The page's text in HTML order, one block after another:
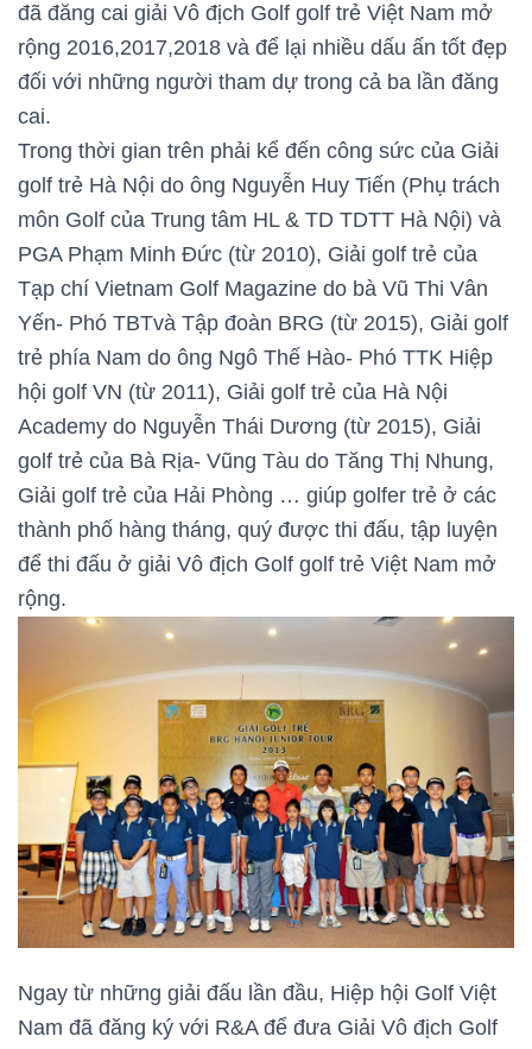
đã đăng cai giải Vô địch Golf golf trẻ Việt Nam mở
rộng 2016,2017,2018 và để lại nhiều dấu ấn tốt đẹp
đối với những người tham dự trong cả ba lần đăng
cai.
Trong thời gian trên phải kể đến công sức của Giải
golf trẻ Hà Nội do ông Nguyễn Huy Tiến (Phụ trách
môn Golf của Trung tâm HL & TD TDTT Hà Nội) và
PGA Phạm Minh Đức (từ 2010), Giải golf trẻ của
Tạp chí Vietnam Golf Magazine do bà Vũ Thi Vân
Yến- Phó TBTvà Tập đoàn BRG (từ 2015), Giải golf
trẻ phía Nam do ông Ngô Thế Hào- Phó TTK Hiệp
hội golf VN (từ 2011), Giải golf trẻ của Hà Nội
Academy do Nguyễn Thái Dương (từ 2015), Giải
golf trẻ của Bà Rịa- Vũng Tàu do Tăng Thị Nhung,
Giải golf trẻ của Hải Phòng … giúp golfer trẻ ở các
thành phố hàng tháng, quý được thi đấu, tập luyện
để thi đấu ở giải Vô địch Golf golf trẻ Việt Nam mở
rộng.
Ngay từ những giải đấu lần đầu, Hiệp hội Golf Việt
Nam đã đăng ký với R&A để đưa Giải Vô địch Golf